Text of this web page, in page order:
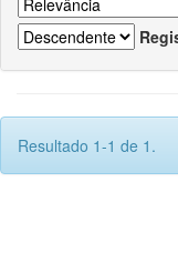
Resultado 1-1 de 1.